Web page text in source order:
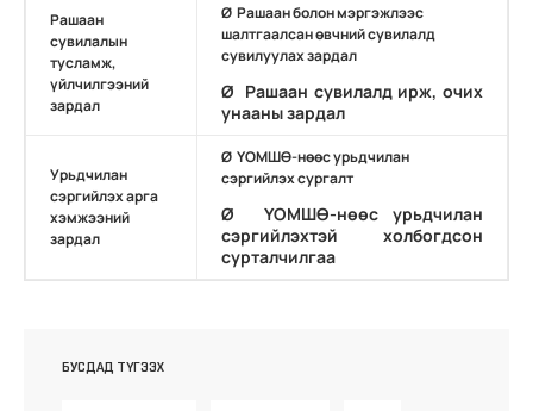
Рашаан
сувилалын
тусламж,
үйлчилгээний
зардал
Ø Рашаан болон мэргэжлээс
шалтгаалсан өвчний сувилалд
сувилуулах зардал
Ø Рашаан сувилалд ирж, очих
унааны зардал
Урьдчилан
сэргийлэх арга
хэмжээний
зардал
Ø ҮОМШӨ-нөөс урьдчилан
сэргийлэх сургалт
Ø ҮОМШӨ-нөөс урьдчилан
сэргийлэхтэй холбогдсон
сурталчилгаа
БУСДАД ТҮГЭЭХ